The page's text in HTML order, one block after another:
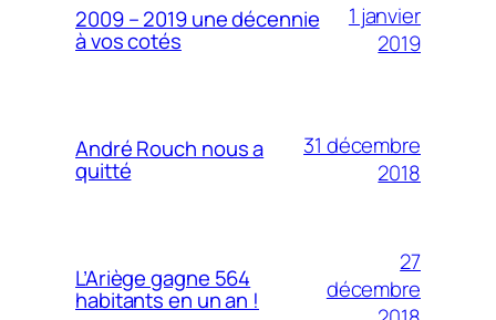
2009 – 2019 une décennie
à vos cotés
1 janvier
2019
André Rouch nous a
quitté
31 décembre
2018
L’Ariège gagne 564
habitants en un an !
27
décembre